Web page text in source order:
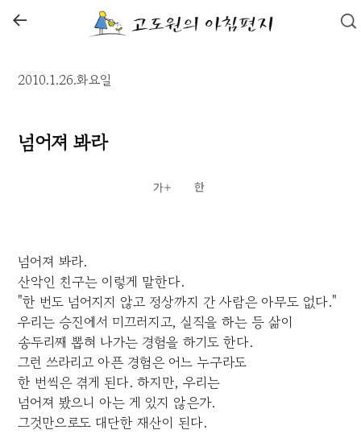
←
2010.1.26.화요일
넘어져 봐라
넘어져 봐라.
산악인 친구는 이렇게 말한다.
"한 번도 넘어지지 않고 정상까지 간 사람은 아무도 없다."
우리는 승진에서 미끄러지고, 실직을 하는 등 삶이
송두리째 뽑혀 나가는 경험을 하기도 한다.
그런 쓰라리고 아픈 경험은 어느 누구라도
한 번씩은 겪게 된다. 하지만, 우리는
넘어져 봤으니 아는 게 있지 않은가.
그것만으로도 대단한 재산이 된다.